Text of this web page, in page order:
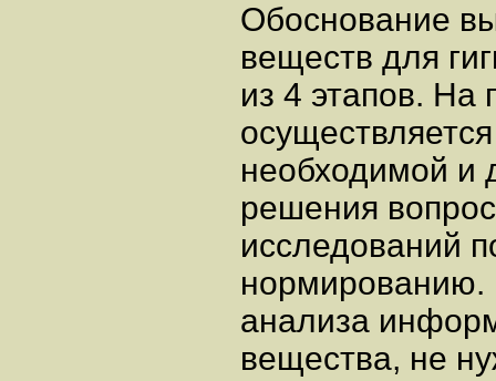
Обоснование
веществ для
из 4 этапов. На
необходимой и
решения
исследований
нормированию.
анализа
вещества, не